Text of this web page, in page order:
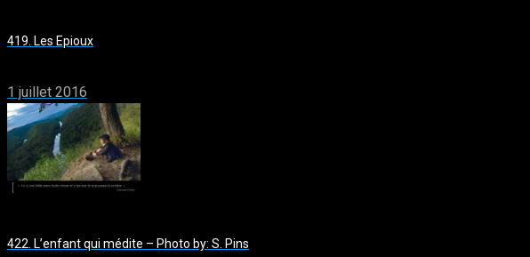
419. Les Epioux
1 juillet 2016
422. L’enfant qui médite – Photo by: S. Pins